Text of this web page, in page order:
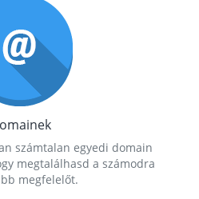
számtalan egyedi domain
megtalálhasd a számodra
megfelelőt.